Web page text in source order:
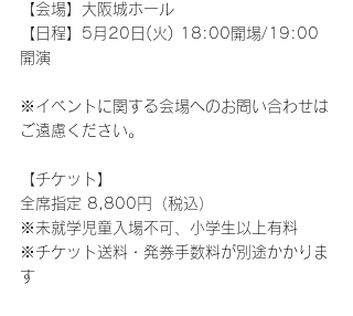
【会場】大阪城ホール
【日程】5月20日(火) 18:00開場/19:00
開演
※イベントに関する会場へのお問い合わせは
ご遠慮ください。
【チケット】
全席指定 8,800円（税込）
※未就学児童入場不可、小学生以上有料
※チケット送料・発券手数料が別途かかりま
す